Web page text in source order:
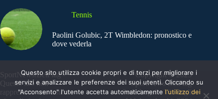
Tennis
Paolini Golubic, 2T Wimbledon: pronostico e
dove vederla
SportNews.BetFlag -
Questo sito non
rappresenta una testata
Copyright © 2025
SportNews BetFlag
Sede Legale: Via degli
Questo sito utilizza cookie propri e di terzi per migliorare i
servizi e analizzare le preferenze dei suoi utenti. Cliccando su
"Acconsento" l'utente accetta automaticamente l'utilizzo dei